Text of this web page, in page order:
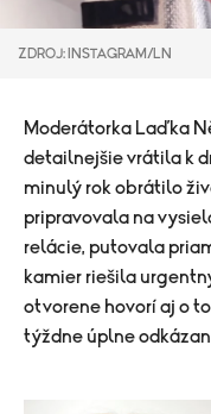
ZDROJ: INSTAGRAM/LN
Moderátorka Laďka
detailnejšie vrátila k
minulý rok obrátilo
pripravovala na
relácie, putovala
kamier riešila
otvorene hovorí aj o
týždne úplne